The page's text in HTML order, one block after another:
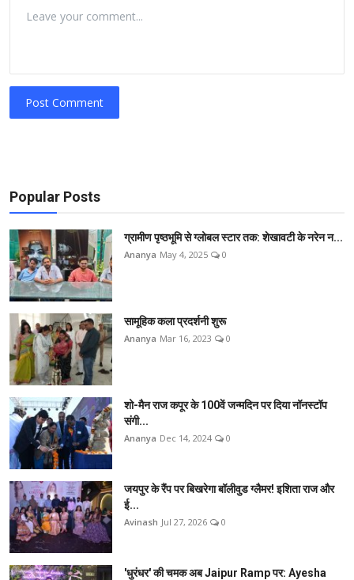
Post Comment
Popular Posts
ग्रामीण पृष्ठभूमि से ग्लोबल स्टार तक: शेखावटी के नरेन न...
Ananya May 4, 2025 0
सामूहिक कला प्रदर्शनी शुरू
Ananya Mar 16, 2023 0
शो-मैन राज कपूर के 100वें जन्मदिन पर दिया नॉनस्टॉप
संगी...
Ananya Dec 14, 2024 0
जयपुर के रैंप पर बिखरेगा बॉलीवुड ग्लैमर! इशिता राज और
ई...
Avinash Jul 27, 2026 0
'धुरंधर' की चमक अब Jaipur Ramp पर: Ayesha